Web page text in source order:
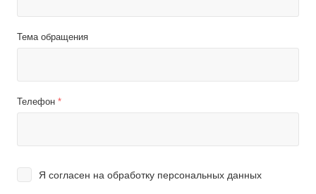
Тема обращения
Телефон *
Я согласен на обработку персональных данных